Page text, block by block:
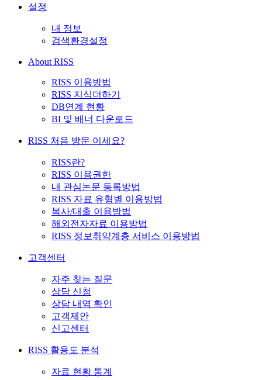
설정
내 정보
검색환경설정
About RISS
RISS 이용방법
RISS 지식더하기
DB연계 현황
BI 및 배너 다운로드
RISS 처음 방문 이세요?
RISS란?
RISS 이용권한
내 관심논문 등록방법
RISS 자료 유형별 이용방법
복사/대출 이용방법
해외전자자료 이용방법
RISS 정보취약계층 서비스 이용방법
고객센터
자주 찾는 질문
상담 신청
상담 내역 확인
고객제안
신고센터
RISS 활용도 분석
자료 현황 통계